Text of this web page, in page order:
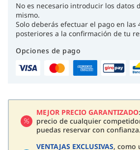
No es necesario introducir los datos
mismo.
Solo deberás efectuar el pago en las
posteriores a la confirmación de tu
Opciones de pago
MEJOR PRECIO GARANTIZADO
precio de cualquier
puedas reservar con confianza.
VENTAJAS EXCLUSIVAS, como